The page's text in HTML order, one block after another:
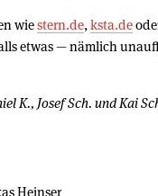
wiestern.de,ksta.de
etwas — nämlich
K., Josef Sch. und Kai
Heinser